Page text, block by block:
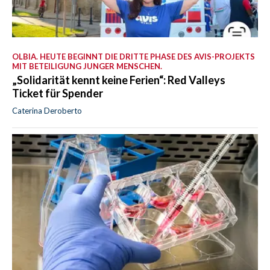
OLBIA. HEUTE BEGINNT DIE DRITTE PHASE DES AVIS-PROJEKTS
MIT BETEILIGUNG JUNGER MENSCHEN.
„Solidarität kennt keine Ferien“: Red Valleys
Ticket für Spender
Caterina Deroberto